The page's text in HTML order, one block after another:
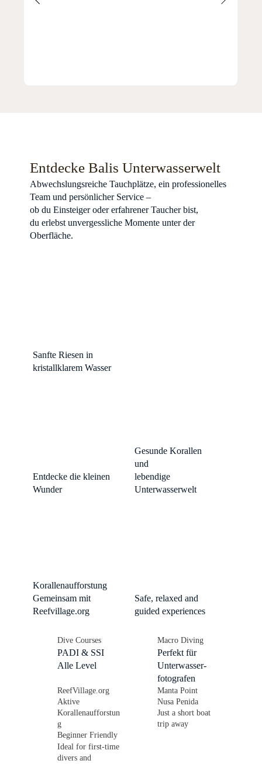
Entdecke Balis Unterwasserwelt
Abwechslungsreiche Tauchplätze, ein professionelles
Team und persönlicher Service –
ob du Einsteiger oder erfahrener Taucher bist,
du erlebst unvergessliche Momente unter der
Oberfläche.
Sanfte Riesen in
kristallklarem Wasser
Entdecke die kleinen
Wunder
Gesunde Korallen
und
lebendige
Unterwasserwelt
Korallenaufforstung
Gemeinsam mit
Reefvillage.org
Safe, relaxed and
guided experiences
Dive Courses
PADI & SSI
Alle Level
Macro Diving
Perfekt für
Unterwasser-
fotografen
ReefVillage.org
Aktive
Korallenaufforstun
g
Manta Point
Nusa Penida
Just a short boat
trip away
Beginner Friendly
Ideal for first-time
divers and